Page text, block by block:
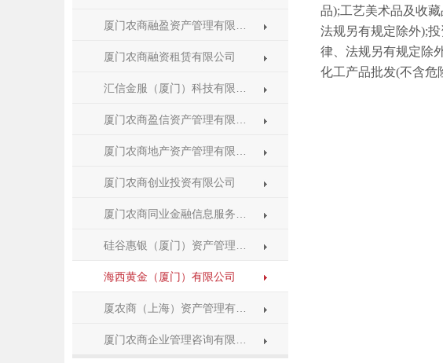
品);工艺美术品及收
法规另有规定除外);
律、法规另有规定除
化工产品批发(不含危
厦门农商融盈资产管理有限…
厦门农商融资租赁有限公司
汇信金服（厦门）科技有限…
厦门农商盈信资产管理有限…
厦门农商地产资产管理有限…
厦门农商创业投资有限公司
厦门农商同业金融信息服务…
硅谷惠银（厦门）资产管理…
海西黄金（厦门）有限公司
厦农商（上海）资产管理有…
厦门农商企业管理咨询有限…